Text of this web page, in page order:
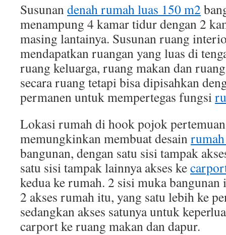
Susunandenah rumah luas 150 m2
menampung 4 kamar tidur dengan 2
masing lantainya. Susunan ruang
mendapatkan ruangan yang luas di
ruang keluarga, ruang makan dan
secara ruang tetapi bisa dipisahkan
permanen untuk mempertegas fungsi
Lokasi rumah di hook pojok
memungkinkan membuat desain
bangunan, dengan satu sisi tampak
satu sisi tampak lainnya akses ke
kedua ke rumah. 2 sisi muka
2 akses rumah itu, yang satu lebih ke
sedangkan akses satunya untuk
carport ke ruang makan dan dapur.